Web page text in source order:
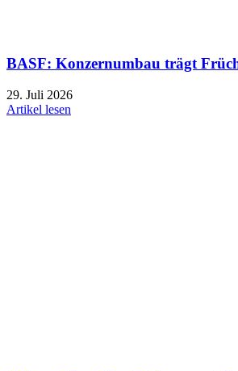
BASF: Konzernumbau trägt
29. Juli 2026
Artikel lesen